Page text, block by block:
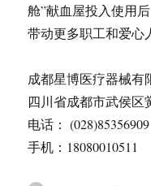
舱”献血屋投入使用
带动更多职工和爱心
成都星博医疗器械有
四川省成都市武侯区
电话： (028)85356909
手机：18080010511